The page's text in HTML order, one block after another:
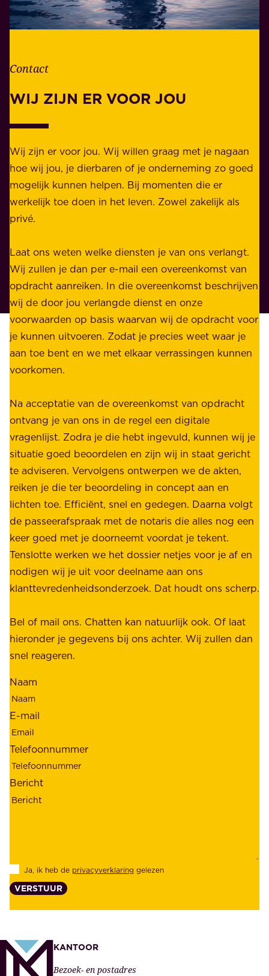
e
v
n
Z
k
e
l
i
j
k
n
p
r
i
v
é
.
i
j
b
i
e
d
e
n
r
u
s
t
b
e
t
o
u
w
b
a
a
r
h
e
n
k
e
o
e
i
h
e
i
d
d
e
w
i
j
d
r
a
g
n
v
o
o
r
o
n
z
e
s
t
a
e
h
o
a
n
t
n
Contact
WIJ ZIJN ER VOOR JOU
Wij zijn er voor jou. Wij willen graag met je nagaan
hoe wij jou, je dierbaren of je onderneming zo goed
mogelijk kunnen helpen. Bij momenten die er
werkelijk toe doen in het leven. Zowel zakelijk als
privé.
Laat ons weten welke diensten je van ons verlangt.
Wij zullen je dan per e-mail een overeenkomst van
opdracht aanreiken. In die overeenkomst beschrijven
wij de door jou verlangde dienst en onze
voorwaarden op basis waarvan wij de opdracht voor
je kunnen uitvoeren. Zodat je precies weet waar je
aan toe bent en we met elkaar verrassingen kunnen
voorkomen.
Na acceptatie van de overeenkomst van opdracht
ontvang je van ons in de regel een digitale
vragenlijst. Zodra je die hebt ingevuld, kunnen wij je
situatie goed beoordelen en zijn wij in staat gericht
te adviseren. Vervolgens ontwerpen we de akten,
reiken je die ter beoordeling in concept aan en
lichten toe. Efficiënt, snel en gedegen. Daarna volgt
de passeerafspraak met de notaris die alles nog een
keer goed met je doorneemt voordat je tekent.
Tenslotte werken we het dossier netjes voor je af en
nodigen wij je uit voor deelname aan ons
klanttevredenheidsonderzoek. Dat houdt ons scherp.
Bel of mail ons. Chatten kan natuurlijk ook. Of laat
hieronder je gegevens bij ons achter. Wij zullen dan
snel reageren.
Naam
E-mail
Telefoonnummer
Bericht
Ja, ik heb de privacyverklaring gelezen
VERSTUUR
KANTOOR
Bezoek- en postadres